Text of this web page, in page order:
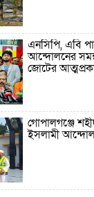
এনসিপি, এবি
আন্দোলনের
জোটের
গোপালগঞ্জে
ইসলামী